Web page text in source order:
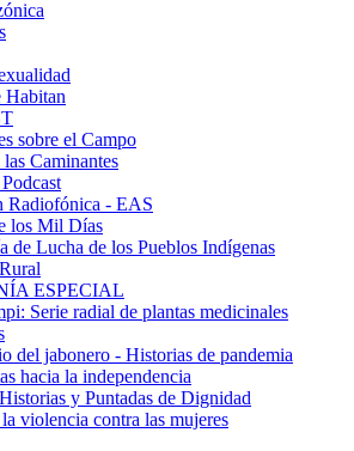
Habitan
sobre el Campo
las Caminantes
Radiofónica - EAS
los Mil Días
de Lucha de los Pueblos Indígenas
ESPECIAL
Serie radial de plantas medicinales
del jabonero - Historias de pandemia
hacia la independencia
y Puntadas de Dignidad
violencia contra las mujeres